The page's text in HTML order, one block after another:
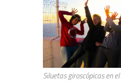
Siluetas giroscópicas en